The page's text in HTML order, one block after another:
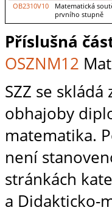
OB2310V10
Matematická
prvního stupně
Příslušná
OSZNM12
SZZ se
obhajoby
matematika.
není
stránkách
a Didakticko-